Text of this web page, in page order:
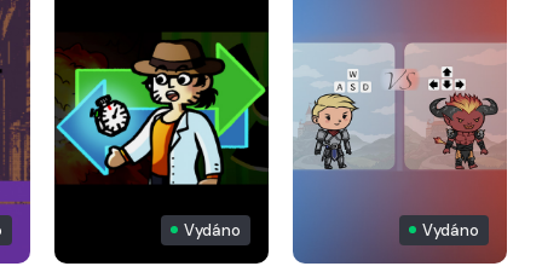
Vydáno Vydáno